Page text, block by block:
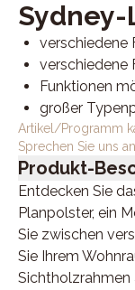
Sydney-
verschiedene
verschiedene
Funktionen
großer
Artikel/Programm
Sprechen Sie uns
Produkt-
Entdecken Sie
Planpolster, ein
Sie zwischen
Sie Ihrem
Sichtholzrahmen